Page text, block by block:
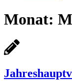
Monat: